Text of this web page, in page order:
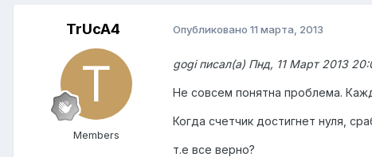
TrUcA4
Members
Опубликовано 11 марта, 2013
gogi писал(а) Пнд, 11 Март 2013
Не совсем понятна проблема.
Когда счетчик достигнет нуля,
т.е все верно?